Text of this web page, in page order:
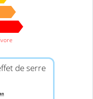
de serre